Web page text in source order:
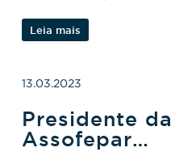
vida.
Leia mais
13.03.2023
Presidente da
Assofepar